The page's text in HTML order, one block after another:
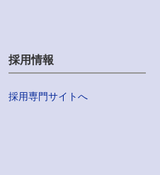
採用情報
採用専門サイトへ